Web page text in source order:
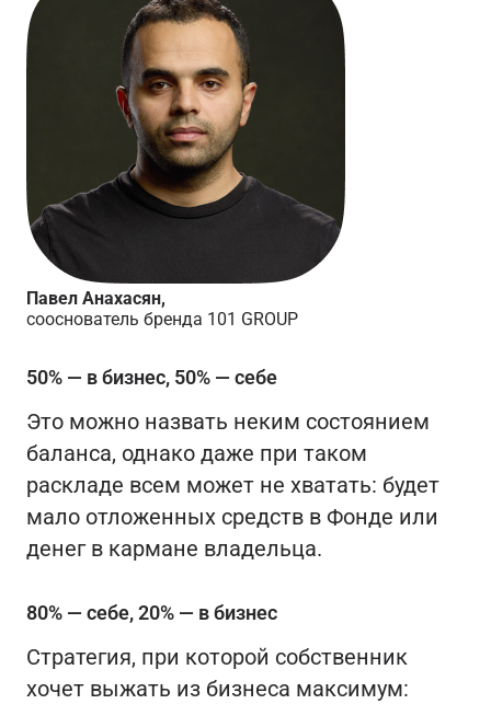
Павел Анахасян,
сооснователь бренда 101 GROUP
50% — в бизнес, 50% — себе
Это можно назвать неким состоянием
баланса, однако даже при таком
раскладе всем может не хватать: будет
мало отложенных средств в Фонде или
денег в кармане владельца.
80% — себе, 20% — в бизнес
Стратегия, при которой собственник
хочет выжать из бизнеса максимум: